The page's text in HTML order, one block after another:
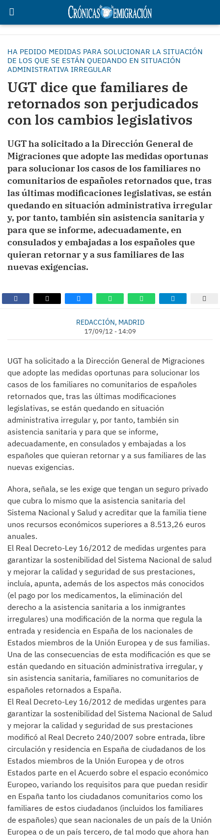
HA PEDIDO MEDIDAS PARA SOLUCIONAR LA SITUACIÓN
DE LOS QUE SE ESTÁN QUEDANDO EN SITUACIÓN
ADMINISTRATIVA IRREGULAR
UGT dice que familiares de
retornados son perjudicados
con los cambios legislativos
UGT ha solicitado a la Dirección General de
Migraciones que adopte las medidas oportunas
para solucionar los casos de los familiares no
comunitarios de españoles retornados que, tras
las últimas modificaciones legislativas, se están
quedando en situación administrativa irregular
y, por tanto, también sin asistencia sanitaria y
para que se informe, adecuadamente, en
consulados y embajadas a los españoles que
quieran retornar y a sus familiares de las
nuevas exigencias.
REDACCIÓN, MADRID
17/09/12 - 14:09
UGT ha solicitado a la Dirección General de Migraciones
que adopte las medidas oportunas para solucionar los
casos de los familiares no comunitarios de españoles
retornados que, tras las últimas modificaciones
legislativas, se están quedando en situación
administrativa irregular y, por tanto, también sin
asistencia sanitaria y para que se informe,
adecuadamente, en consulados y embajadas a los
españoles que quieran retornar y a sus familiares de las
nuevas exigencias.
Ahora, señala, se les exige que tengan un seguro privado
que cubra lo mismo que la asistencia sanitaria del
Sistema Nacional y Salud y acreditar que la familia tiene
unos recursos económicos superiores a 8.513,26 euros
anuales.
El Real Decreto-Ley 16/2012 de medidas urgentes para
garantizar la sostenibilidad del Sistema Nacional de salud
y mejorar la calidad y seguridad de sus prestaciones,
incluía, apunta, además de los aspectos más conocidos
(el pago por los medicamentos, la eliminación del
derecho a la asistencia sanitaria a los inmigrantes
irregulares) una modificación de la norma que regula la
entrada y residencia en España de los nacionales de
Estados miembros de la Unión Europea y de sus familias.
Una de las consecuencias de esta modificación es que se
están quedando en situación administrativa irregular, y
sin asistencia sanitaria, familiares no comunitarios de
españoles retornados a España.
El Real Decreto-Ley 16/2012 de medidas urgentes para
garantizar la sostenibilidad del Sistema Nacional de Salud
y mejorar la calidad y seguridad de sus prestaciones
modificó al Real Decreto 240/2007 sobre entrada, libre
circulación y residencia en España de ciudadanos de los
Estados miembros de la Unión Europea y de otros
Estados parte en el Acuerdo sobre el espacio económico
Europeo, variando los requisitos para que puedan residir
en España tanto los ciudadanos comunitarios como los
familiares de estos ciudadanos (incluidos los familiares
de españoles) que sean nacionales de un país de la Unión
Europea o de un país tercero, de tal modo que ahora han